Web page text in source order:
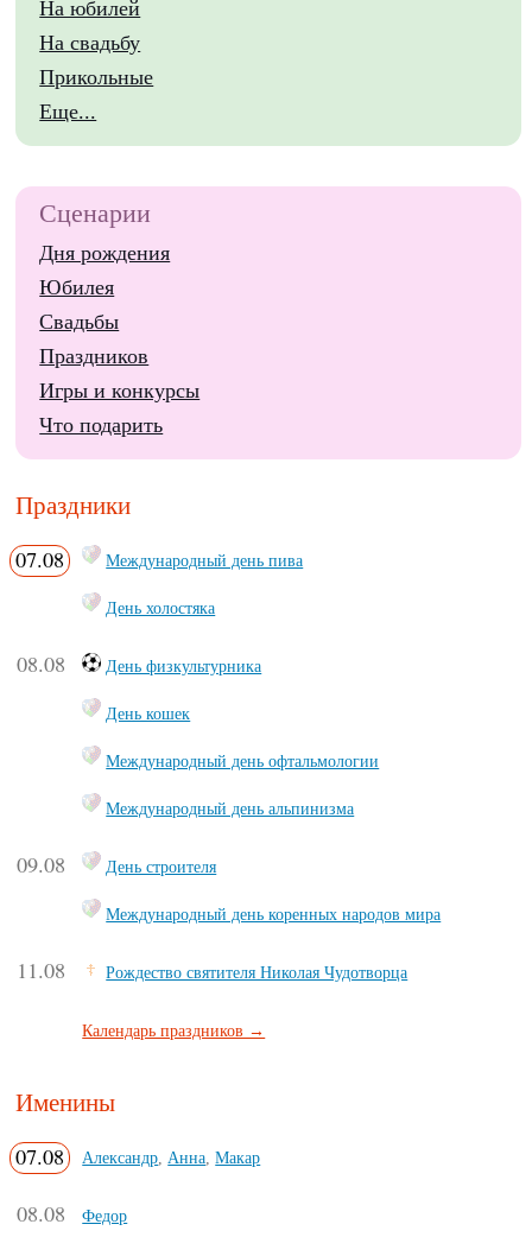
На юбилей
На свадьбу
Прикольные
Еще...
Сценарии
Дня рождения
Юбилея
Свадьбы
Праздников
Игры и конкурсы
Что подарить
Праздники
07.08 Международный день пива
День холостяка
08.08 День физкультурника
День кошек
Международный день офтальмологии
Международный день альпинизма
09.08 День строителя
Международный день коренных народов мира
11.08 Рождество святителя Николая Чудотворца
Календарь праздников →
Именины
07.08 Александр,Анна,Макар
08.08 Федор